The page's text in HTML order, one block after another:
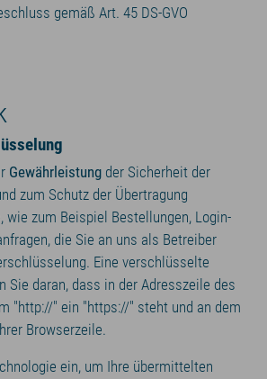
gemäß Art. 45 DS-GVO
Gewährleistung der Sicherheit der
zum Schutz der Übertragung
wie zum Beispiel Bestellungen, Login-
die Sie an uns als Betreiber
Eine verschlüsselte
Sie daran, dass in der Adresszeile des
"http://" ein "https://" steht und an dem
Browserzeile.
ein, um Ihre übermittelten